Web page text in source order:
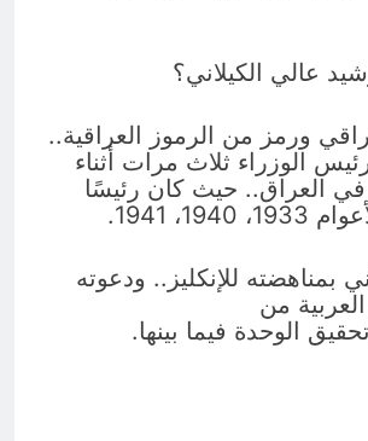
عالي الكيلاني؟
ورمز من الرموز العراقية..
الوزراء ثلاث مرات أثناء
في العراق.. حيث كان رئيسًا
1941.
بمناهضته للإنكليز.. ودعوته
من
الوحدة فيما بينها.